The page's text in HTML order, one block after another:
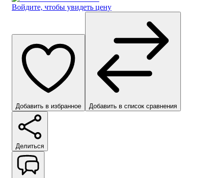
Войдите, чтобы увидеть цену
Добавить в избранное Добавить в список сравнения
Делиться